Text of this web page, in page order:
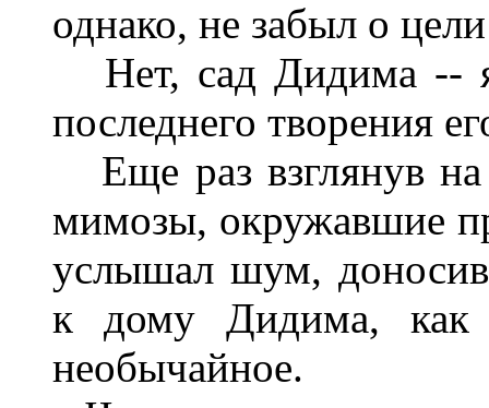
однако, не забыл о
Нет, сад Дидима --
последнего творения
Еще раз взглянув
мимозы, окружавшие
услышал шум,
к дому Дидима, как
необычайное.